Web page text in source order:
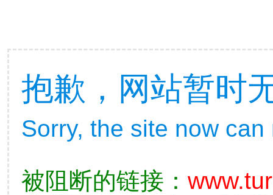
抱歉，网站暂时
Sorry, the site now
被阻断的链接：